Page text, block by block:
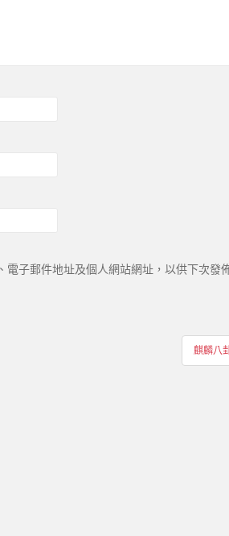
電子郵件地址及個人網站網址，以供下次發
麒麟八